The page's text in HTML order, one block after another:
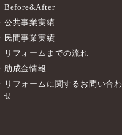
Before&After
公共事業実績
民間事業実績
リフォームまでの流れ
助成金情報
リフォームに関するお問い合わ
せ